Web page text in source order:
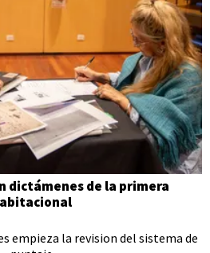
dictámenes de la primera